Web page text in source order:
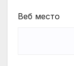
Веб место